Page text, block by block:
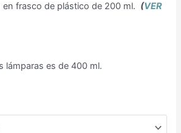
en frasco de plástico de 200 ml. (VER
lámparas es de 400 ml.